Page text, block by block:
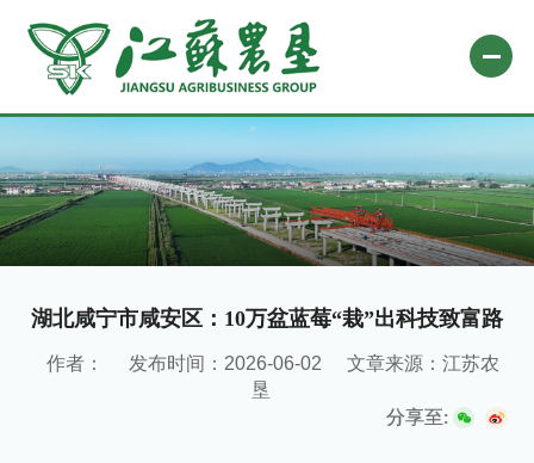
关于农垦
新闻中心
专题栏目
自办媒体
湖北咸宁市咸安区：10万盆蓝莓“栽”出科技致富路
作者： 发布时间：2026-06-02
文章来源：江苏农
垦
分享至: